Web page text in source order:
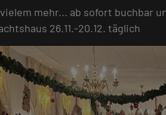
mehr... ab sofort buchbar
26.11.-20.12. täglich